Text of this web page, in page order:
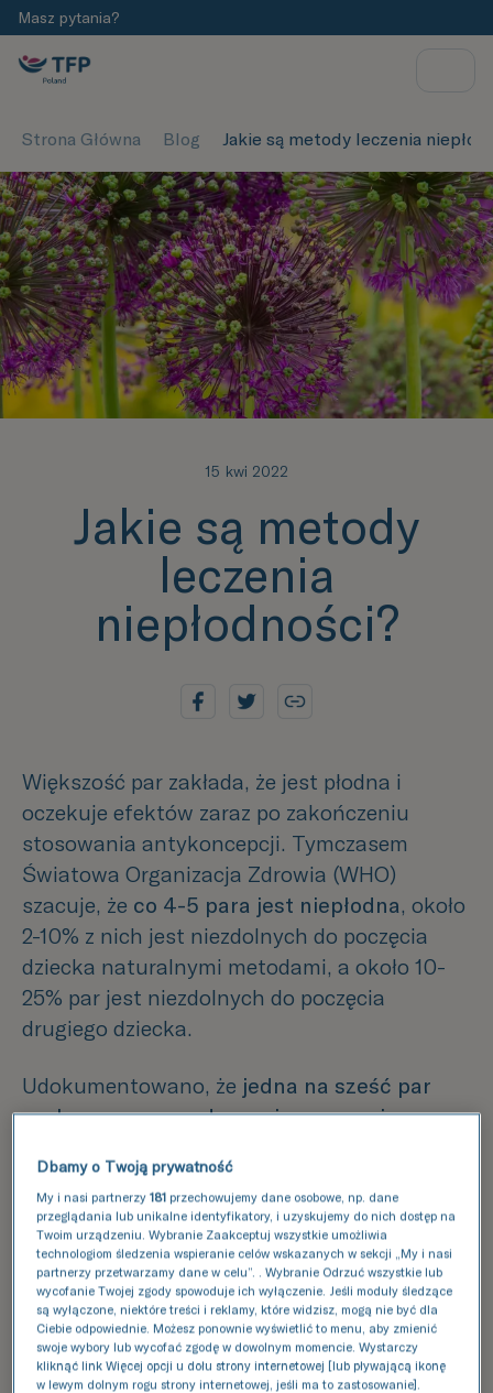
Masz pytania?
Strona Główna Blog Jakie są metody leczenia
15 kwi 2022
Jakie są metody
leczenia
niepłodności?
Większość par zakłada, że jest płodna i
oczekuje efektów zaraz po zakończeniu
stosowania antykoncepcji. Tymczasem
Światowa Organizacja Zdrowia (WHO)
szacuje, że co 4-5 para jest niepłodna, około
2-10% z nich jest niezdolnych do poczęcia
dziecka naturalnymi metodami, a około 10-
25% par jest niezdolnych do poczęcia
drugiego dziecka.
Udokumentowano, że jedna na sześć par
szuka pomocy medycznej w poczęciu
podstawowych porad lekarza do technik
wspomaganego rozrodu. Stosowane
współcześnie techniki leczenia sprawiają, że
u 80% niepłodnych par leczenie kończy się
upragnioną ciążą.
Ocena płodności
Dbamy o Twoją prywatność
My i nasi partnerzy181 przechowujemy dane osobowe, np. dane
przeglądania lub unikalne identyfikatory, i uzyskujemy do nich dostęp na
Twoim urządzeniu. Wybranie Zaakceptuj wszystkie umożliwia
technologiom śledzenia wspieranie celów wskazanych w sekcji „My i nasi
partnerzy przetwarzamy dane w celu”. . Wybranie Odrzuć wszystkie lub
wycofanie Twojej zgody spowoduje ich wyłączenie. Jeśli moduły śledzące
są wyłączone, niektóre treści i reklamy, które widzisz, mogą nie być dla
Ciebie odpowiednie. Możesz ponownie wyświetlić to menu, aby zmienić
swoje wybory lub wycofać zgodę w dowolnym momencie. Wystarczy
kliknąć link Więcej opcji u dołu strony internetowej [lub pływającą ikonę
w lewym dolnym rogu strony internetowej, jeśli ma to zastosowanie].